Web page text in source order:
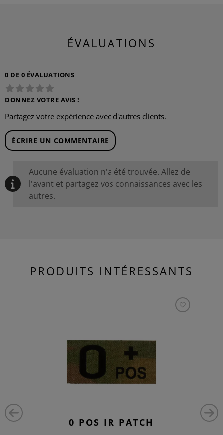
ÉVALUATIONS
0 DE 0 ÉVALUATIONS
DONNEZ VOTRE AVIS !
Partagez votre expérience avec d'autres clients.
ÉCRIRE UN COMMENTAIRE
Aucune évaluation n'a été trouvée. Allez de
l'avant et partagez vos connaissances avec les
autres.
PRODUITS INTÉRESSANTS
0 POS IR PATCH